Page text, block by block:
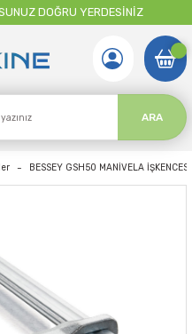
DOĞRU YERDESİNİZ
ARA
BESSEY GSH50 MANİVELA İŞKENCESİ